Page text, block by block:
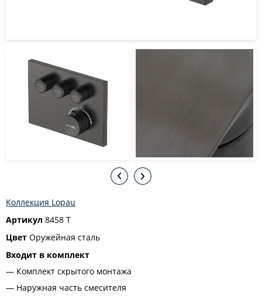
Коллекция Lopau
Артикул 8458 T
Цвет Оружейная сталь
Входит в комплект
Комплект скрытого монтажа
Наружная часть смесителя